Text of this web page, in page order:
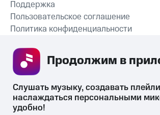
СКАЧАТЬ
Поддержка
Пользовательское соглашение
Политика конфиденциальности
Слушать музыку, создавать
наслаждаться персональными
удобно!